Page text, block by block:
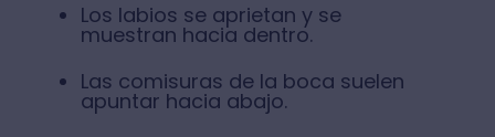
Los labios se aprietan y se
muestran hacia dentro.
Las comisuras de la boca suelen
apuntar hacia abajo.